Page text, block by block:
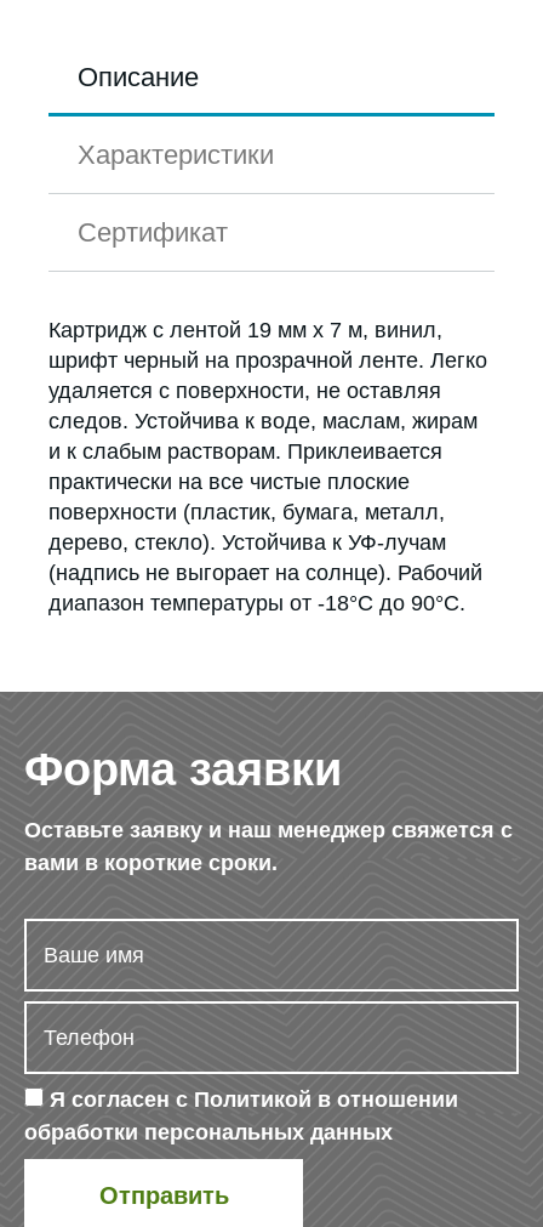
Описание
Характеристики
Сертификат
Картридж с лентой 19 мм х 7 м, винил,
шрифт черный на прозрачной ленте. Легко
удаляется с поверхности, не оставляя
следов. Устойчива к воде, маслам, жирам
и к слабым растворам. Приклеивается
практически на все чистые плоские
поверхности (пластик, бумага, металл,
дерево, стекло). Устойчива к УФ-лучам
(надпись не выгорает на солнце). Рабочий
диапазон температуры от -18°С до 90°С.
Форма заявки
Оставьте заявку и наш менеджер свяжется с
вами в короткие сроки.
Я согласен с Политикой в отношении
обработки персональных данных